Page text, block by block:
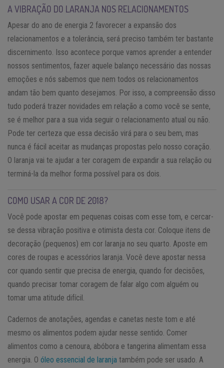
A VIBRAÇÃO DO LARANJA NOS RELACIONAMENTOS
Apesar do ano de energia 2 favorecer a expansão dos
relacionamentos e a tolerância, será preciso também ter bastante
discernimento. Isso acontece porque vamos aprender a entender
nossos sentimentos, fazer aquele balanço necessário das nossas
emoções e nós sabemos que nem todos os relacionamentos
andam tão bem quanto desejamos. Por isso, a compreensão disso
tudo poderá trazer novidades em relação a como você se sente,
se é melhor para a sua vida seguir o relacionamento atual ou não.
Pode ter certeza que essa decisão virá para o seu bem, mas
nunca é fácil aceitar as mudanças propostas pelo nosso coração.
O laranja vai te ajudar a ter coragem de expandir a sua relação ou
terminá-la da melhor forma possível para os dois.
COMO USAR A COR DE 2018?
Você pode apostar em pequenas coisas com esse tom, e cercar-
se dessa vibração positiva e otimista desta cor. Coloque itens de
decoração (pequenos) em cor laranja no seu quarto. Aposte em
cores de roupas e acessórios laranja. Você deve apostar nessa
cor quando sentir que precisa de energia, quando for decisões,
quando precisar tomar coragem de falar algo com alguém ou
tomar uma atitude difícil.
Cadernos de anotações, agendas e canetas neste tom e até
mesmo os alimentos podem ajudar nesse sentido. Comer
alimentos como a cenoura, abóbora e tangerina alimentam essa
energia. O óleo essencial de laranja também pode ser usado. A